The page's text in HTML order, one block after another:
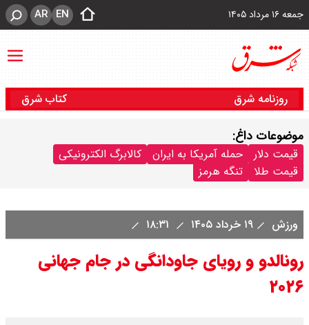
جمعه ۱۶ مرداد ۱۴۰۵ EN
AR
روزنامه شرق کتاب شرق
موضوعات داغ:
قیمت دلار حمله آمریکا به ایران
کالابرگ الکترونیکی
قیمت طلا
تنگه هرمز
ورزش ۱۹ خرداد ۱۴۰۵
رونالدو و رویای جاودانگی در جام جهانی
۲۰۲۶